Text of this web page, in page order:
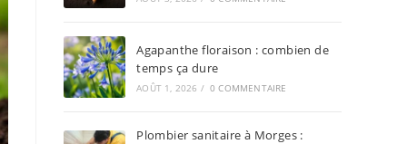
Agapanthe floraison : combien de
temps ça dure
AOÛT 1, 2026 / 0 COMMENTAIRE
Plombier sanitaire à Morges :